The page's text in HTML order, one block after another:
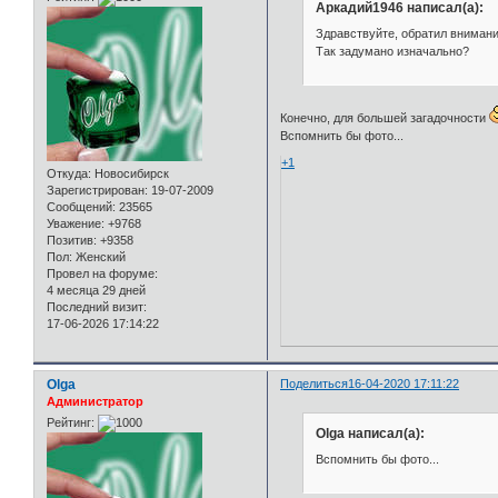
Откуда: Новосибирск
Зарегистрирован: 19-07-2009
Сообщений: 23565
Уважение: +9768
Позитив: +9358
Пол: Женский
Провел на форуме:
4 месяца 29 дней
Последний визит:
17-06-2026 17:14:22
Аркадий1946 написал(а):
Здравствуйте, обратил
Так задумано изначально?
Конечно, для большей загадочности
Вспомнить бы фото...
+1
Поделиться16-04-2020 17:11:22
Olga
Администратор
Рейтинг:
Olga написал(а):
Вспомнить бы фото...